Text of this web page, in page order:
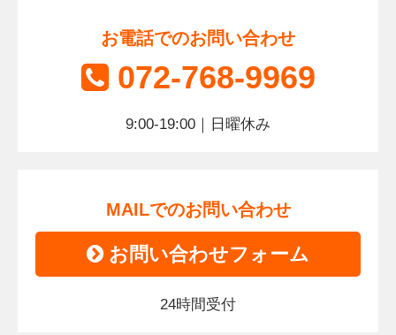
お電話でのお問い合わせ
072-768-9969
9:00-19:00｜日曜休み
MAILでのお問い合わせ
お問い合わせフォーム
24時間受付